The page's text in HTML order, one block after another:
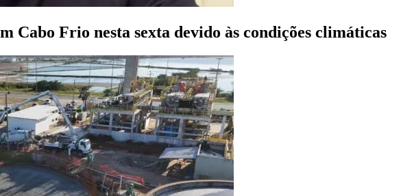
Cabo Frio nesta sexta devido às condições climáticas